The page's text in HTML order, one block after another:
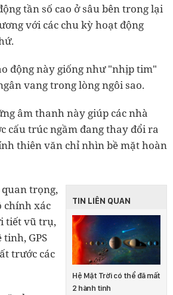
tần số cao ở sâu bên trong lại
với các chu kỳ hoạt động
động này giống như "nhịp tim"
vang trong lòng ngôi sao.
âm thanh này giúp các nhà
cấu trúc ngầm đang thay đổi ra
thiên văn chỉ nhìn bề mặt hoàn
TIN LIÊN QUAN
Hệ Mặt Trời có thể đã mất
2 hành tinh
trọng,
chính xác
tiết vũ trụ,
GPS
trước các